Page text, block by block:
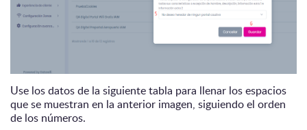
Use los datos de la siguiente tabla para llenar los espacios
que se muestran en la anterior imagen, siguiendo el orden
de los números.